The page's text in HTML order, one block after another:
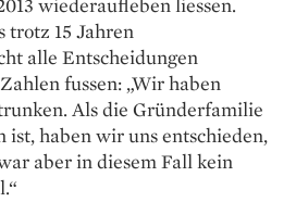
wiederaufleben liessen.
trotz 15 Jahren
alle Entscheidungen
fussen: „Wir haben
Als die Gründerfamilie
ist, haben wir uns entschieden,
aber in diesem Fall kein